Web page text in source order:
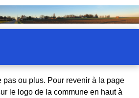
pas ou plus. Pour revenir à la page
le logo de la commune en haut à